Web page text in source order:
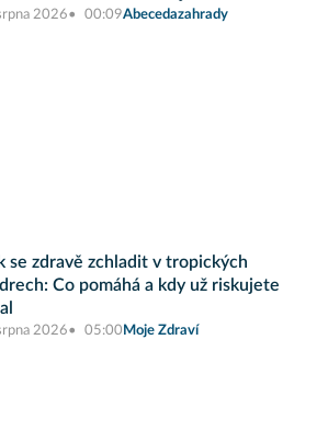
2026 00:09Abecedazahrady
se zdravě zchladit v tropických
Co pomáhá a kdy už riskujete
2026 05:00 Moje Zdraví